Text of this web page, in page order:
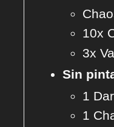
10x
3x
Sin
1
1